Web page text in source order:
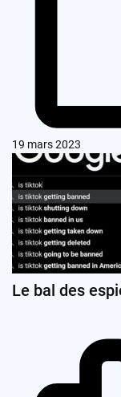
19 mars 2023
Le bal des